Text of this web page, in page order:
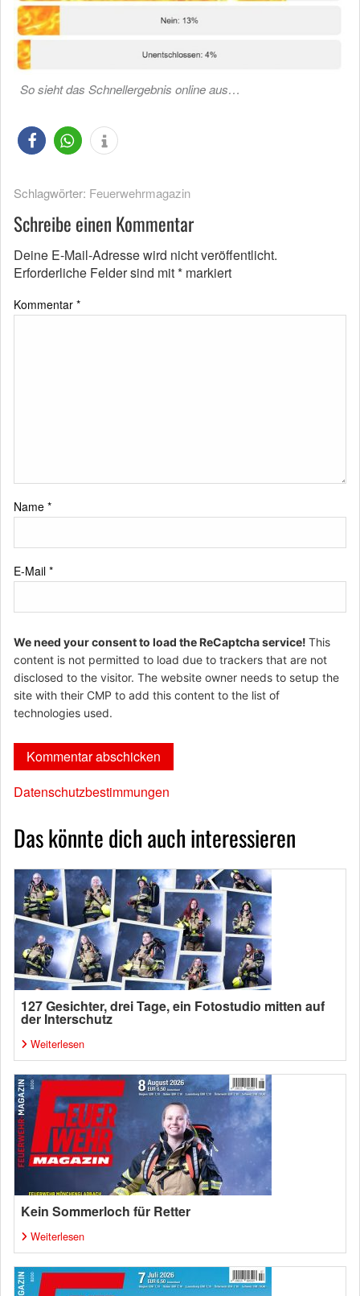
So sieht das Schnellergebnis online aus…
Schlagwörter: Feuerwehrmagazin
Schreibe einen Kommentar
Deine E-Mail-Adresse wird nicht veröffentlicht.
Erforderliche Felder sind mit* markiert
Kommentar *
Name *
E-Mail *
We need your consent to load the ReCaptcha service! This
content is not permitted to load due to trackers that are not
disclosed to the visitor. The website owner needs to setup the
site with their CMP to add this content to the list of
technologies used.
Datenschutzbestimmungen
Das könnte dich auch interessieren
127 Gesichter, drei Tage, ein Fotostudio mitten auf
der Interschutz
Weiterlesen
Kein Sommerloch für Retter
Weiterlesen